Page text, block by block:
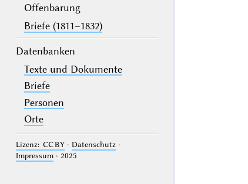
Offenbarung
Briefe (1811–1832)
Datenbanken
Texte und Dokumente
Briefe
Personen
Orte
Lizenz: CC BY· Datenschutz·
Impressum· 2025